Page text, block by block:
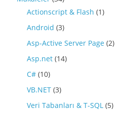
Actionscript & Flash (1)
Android (3)
Asp-Active Server Page (2)
Asp.net (14)
C# (10)
VB.NET (3)
Veri Tabanları & T-SQL (5)